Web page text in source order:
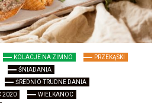
KOLACJE NA ZIMNO
PRZEKĄSKI
ŚNIADANIA
ŚREDNIO-TRUDNE DANIA
2020
WIELKANOC